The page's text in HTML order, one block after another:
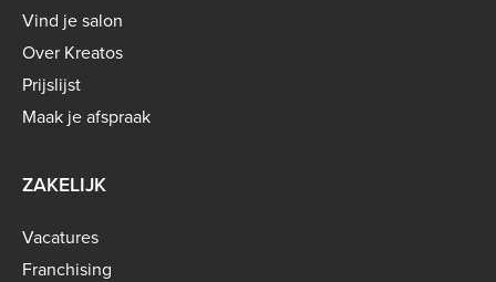
Footer
menu
-
B2C
Vind je salon
Over Kreatos
Prijslijst
Maak je afspraak
ZAKELIJK
Vacatures
Franchising